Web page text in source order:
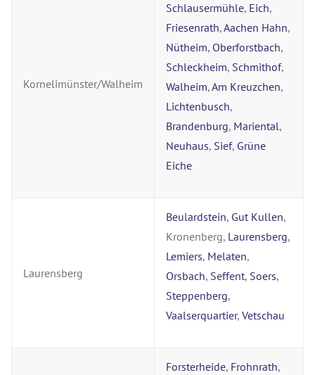
Kornelimünster/Walheim
Schlausermühle, Eich,
Friesenrath,Aachen Hahn,
Nütheim, Oberforstbach,
Schleckheim, Schmithof,
Walheim,Am Kreuzchen,
Lichtenbusch,
Brandenburg, Mariental,
Neuhaus, Sief, Grüne
Eiche
Laurensberg
Beulardstein, Gut Kullen,
Kronenberg, Laurensberg,
Lemiers, Melaten,
Orsbach, Seffent, Soers,
Steppenberg,
Vaalserquartier, Vetschau
Forsterheide, Frohnrath,